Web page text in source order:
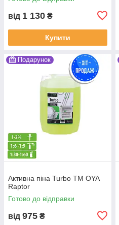
від 1 130 ₴
Купити
Подарунок
Активна піна Turbo ТМ OYA
Raptor
Готово до відправки
від 975 ₴